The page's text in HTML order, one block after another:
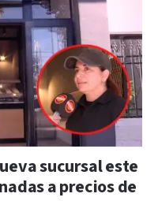
sucursal este
a precios de